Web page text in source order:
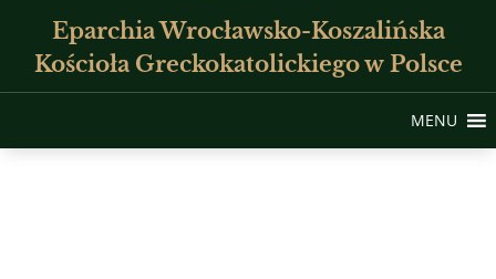
Eparchia Wrocławsko-Koszalińska
Kościoła Greckokatolickiego w Polsce
MENU